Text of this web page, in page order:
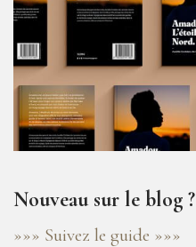
Nouveau sur le blog ?
»»» Suivez le guide »»»